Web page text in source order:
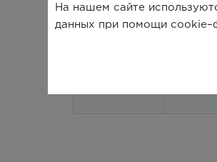
На нашем сайте
данных при помощи